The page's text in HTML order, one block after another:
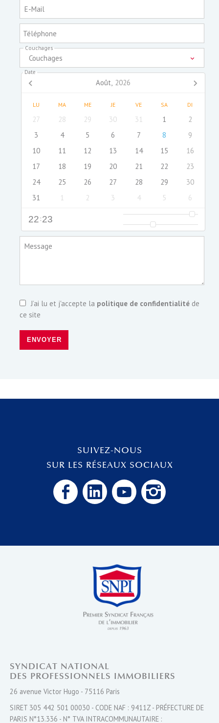
E-Mail
Téléphone
Couchages
Couchages
Août, 2026
LU MA ME JE VE SA DI
27 28 29 30 31 1
2
3
4 5 6 7 8
9
10
11 12 13 14 15
16
17
18 19 20 21 22
23
24
25 26 27 28 29
30
31
1 2 3 4 5 6
22 :23
Date
Message
J’ai lu et j'accepte la politique de confidentialité de
ce site
ENVOYER
SYNDICAT NATIONAL
DES PROFESSIONNELS IMMOBILIERS
26 avenue Victor Hugo - 75116 Paris
SIRET 305 442 501 00030 - CODE NAF : 9411Z - PRÉFECTURE DE
PARIS N°13.336 - N° TVA INTRACOMMUNAUTAIRE :
SUIVEZ-NOUS
SUR LES RÉSEAUX SOCIAUX